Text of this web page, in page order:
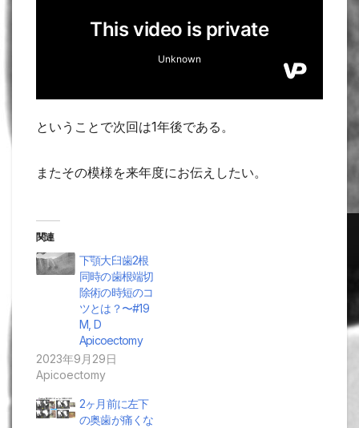
ということで次回は1年後である。
またその模様を来年度にお伝えしたい。
関連
下顎大臼歯2根
同時の歯根端切
除術の時短のコ
ツとは？〜#19
M, D
Apicoectomy
2023年9月29日
Apicoectomy
2ヶ月前に左下
の奥歯が痛くな